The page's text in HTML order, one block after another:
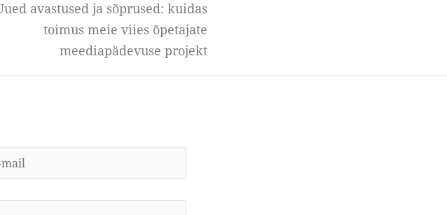
avastused ja sõprused: kuidas
toimus meie viies õpetajate
meediapädevuse projekt